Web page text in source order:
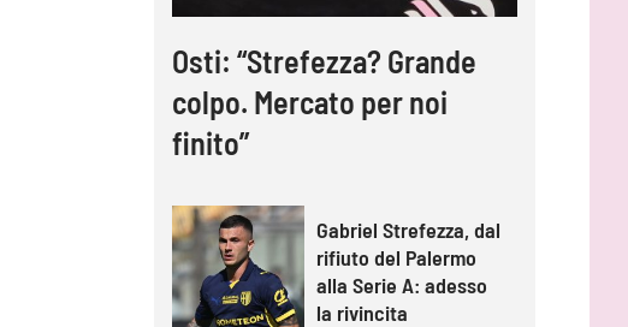
Osti: “Strefezza? Grande
colpo. Mercato per noi
finito”
Gabriel Strefezza, dal
rifiuto del Palermo
alla Serie A: adesso
la rivincita